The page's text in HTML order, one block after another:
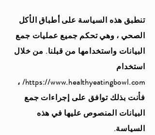
تنطبق هذه السياسة على أطباق الأكل
الصحي ، وهي تحكم جميع عمليات جمع
البيانات واستخدامها من قبلنا. من خلال
استخدام
https://www.healthyeatingbowl.com/ ،
فأنت بذلك توافق على إجراءات جمع
البيانات المنصوص عليها في هذه
السياسة.